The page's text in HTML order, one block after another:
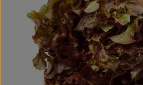
Kühltheke
Veganes
Brot